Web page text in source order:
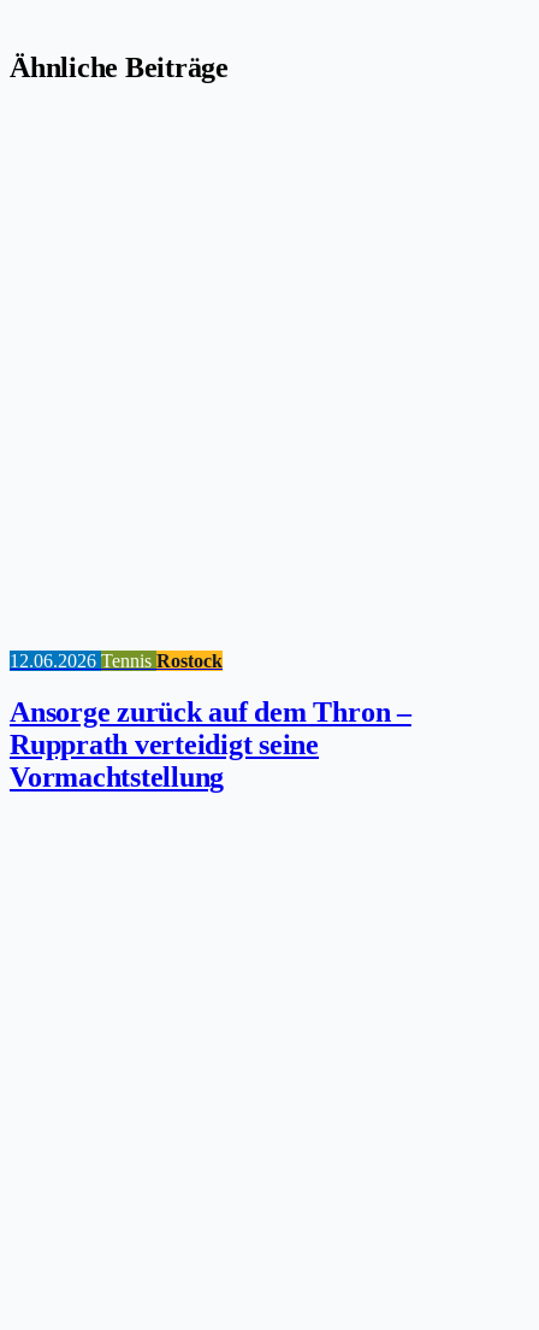
Ähnliche Beiträge
12.06.2026 Tennis Rostock
Ansorge zurück auf dem Thron –
Rupprath verteidigt seine
Vormachtstellung